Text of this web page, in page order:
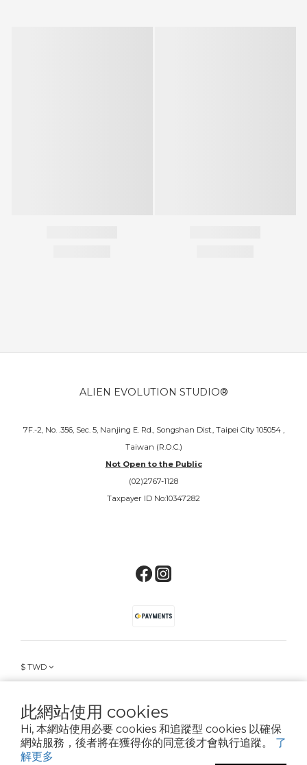
此網站使用 cookies
Hi, 本網站使用必要 cookies 和追蹤型 cookies 以確保
網站服務，後者將在獲得你的同意後才會執行追蹤。 了
解更多
ALIEN EVOLUTION STUDIO®
7F.-2, No. .356, Sec. 5, Nanjing E. Rd., Songshan Dist., Taipei City 105054 ,
Taiwan (R.O.C.)
Not Open to the Public
(02)2767-1128
Taxpayer ID No:10347282
$ TWD
© 2018 ALIEN EVOLUTION STUDIO®